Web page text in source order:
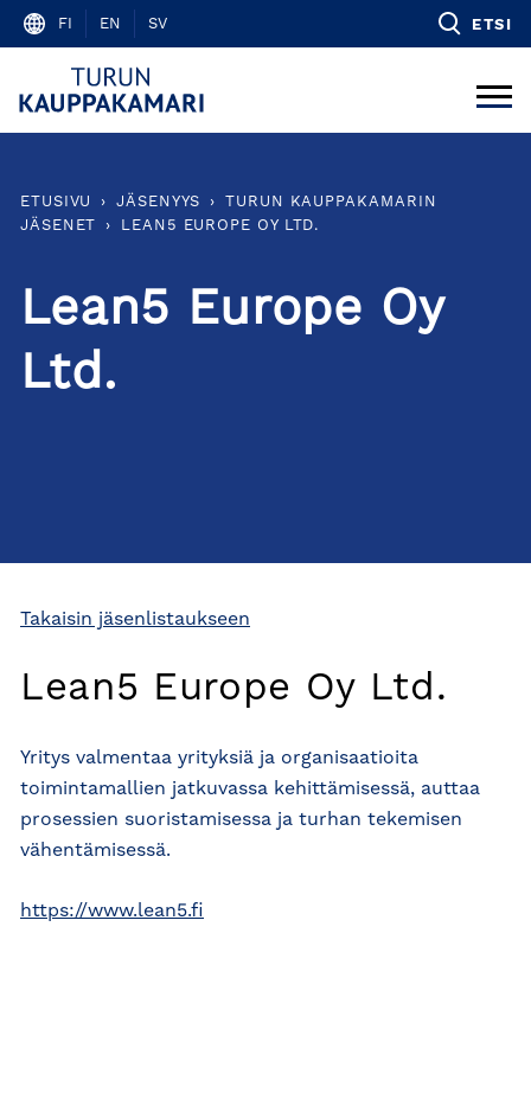
Skip
content
FI EN SV ETSI
ETUSIVU › JÄSENYYS ›
TURUN KAUPPAKAMARIN
JÄSENET
› LEAN5 EUROPE OY LTD.
Lean5 Europe Oy
Ltd.
Takaisin jäsenlistaukseen
Lean5 Europe Oy Ltd.
Yritys valmentaa yrityksiä ja organisaatioita
toimintamallien jatkuvassa kehittämisessä, auttaa
prosessien suoristamisessa ja turhan tekemisen
vähentämisessä.
https://www.lean5.fi